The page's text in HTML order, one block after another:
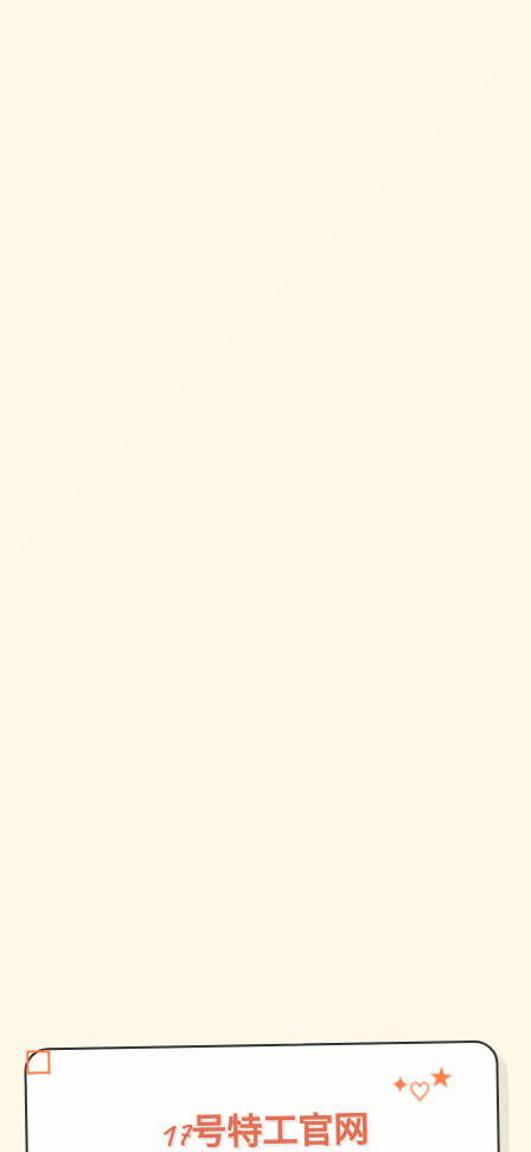
17号特工官网
✦♡★